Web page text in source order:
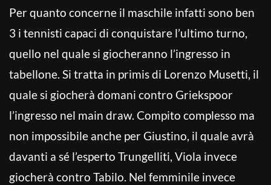
Per quanto concerne il maschile infatti sono ben
3 i tennisti capaci di conquistare l’ultimo turno,
quello nel quale si giocheranno l’ingresso in
tabellone. Si tratta in primis di Lorenzo Musetti, il
quale si giocherà domani contro Griekspoor
l’ingresso nel main draw. Compito complesso ma
non impossibile anche per Giustino, il quale avrà
davanti a sé l’esperto Trungelliti, Viola invece
giocherà contro Tabilo. Nel femminile invece